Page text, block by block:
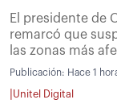
El presidente de
remarcó que
las zonas más
Publicación: Hace 1
Unitel Digital